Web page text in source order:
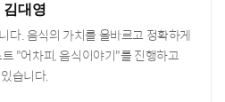
김대영
다. 음식의 가치를 올바르고 정확하게
"어차피, 음식이야기"를 진행하고
있습니다.